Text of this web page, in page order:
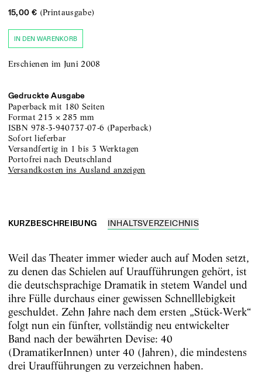
15,00 € (Printausgabe)
IN DEN WARENKORB
Erschienen im Juni 2008
Gedruckte Ausgabe
Paperback mit 180 Seiten
Format215 ×285 mm
ISBN 978-3-940737-07-6 (Paperback)
sofort lieferbar
versandfertig in 1 bis 3 Werktagen
portofrei nach Deutschland
Versandkosten ins Ausland anzeigen
KURZBESCHREIBUNG INHALTSVERZEICHNIS
Weil das Theater immer wieder auch auf Moden setzt,
zu denen das Schielen auf Uraufführungen gehört, ist
die deutschsprachige Dramatik in stetem Wandel und
ihre Fülle durchaus einer gewissen Schnelllebigkeit
geschuldet. Zehn Jahre nach dem ersten „Stück-Werk“
folgt nun ein fünfter, vollständig neu entwickelter
Band nach der bewährten Devise: 40
(DramatikerInnen) unter 40 (Jahren), die mindestens
drei Uraufführungen zu verzeichnen haben.